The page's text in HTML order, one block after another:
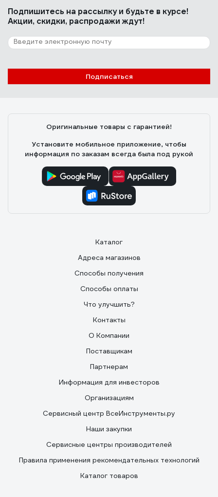
Подпишитесь на рассылкуи будьте в курсе!
Акции, скидки, распродажи ждут!
Подписаться
Оригинальные товары с гарантией!
Установите мобильное приложение, чтобы
информация по заказам всегда была под рукой
Каталог
Адреса магазинов
Способы получения
Способы оплаты
Что улучшить?
Контакты
О Компании
Поставщикам
Партнерам
Информация для инвесторов
Организациям
Сервисный центр ВсеИнструменты.ру
Наши закупки
Сервисные центры производителей
Правила применения рекомендательных технологий
Каталог товаров